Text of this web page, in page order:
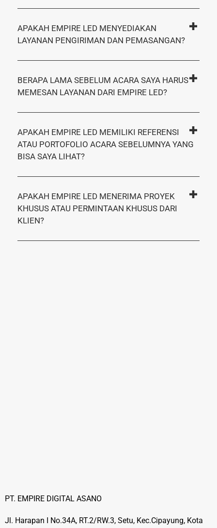
APAKAH EMPIRE LED MENYEDIAKAN
LAYANAN PENGIRIMAN DAN PEMASANGAN?
BERAPA LAMA SEBELUM ACARA SAYA HARUS
MEMESAN LAYANAN DARI EMPIRE LED?
APAKAH EMPIRE LED MEMILIKI REFERENSI
ATAU PORTOFOLIO ACARA SEBELUMNYA YANG
BISA SAYA LIHAT?
APAKAH EMPIRE LED MENERIMA PROYEK
KHUSUS ATAU PERMINTAAN KHUSUS DARI
KLIEN?
PT. EMPIRE DIGITAL ASANO
Jl. Harapan I No.34A, RT.2/RW.3, Setu, Kec.Cipayung, Kota